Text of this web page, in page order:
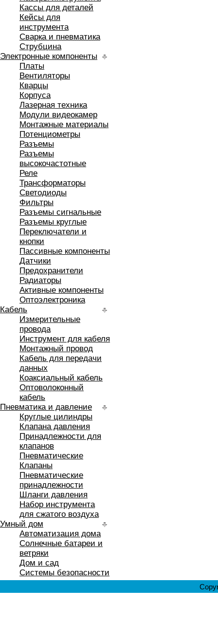
Кассы для деталей
Кейсы для
инструмента
Сварка и пневматика
Струбцина
Электронные компоненты
Платы
Вентиляторы
Кварцы
Корпуса
Лазерная техника
Модули видеокамер
Монтажные материалы
Потенциометры
Разъемы
Разъемы
высокочастотные
Реле
Трансформаторы
Светодиоды
Фильтры
Разъемы сигнальные
Разъемы круглые
Переключатели и
кнопки
Пассивные компоненты
Датчики
Предохранители
Радиаторы
Активные компоненты
Оптоэлектроника
Кабель
Измерительные
провода
Инструмент для кабеля
Монтажный провод
Кабель для передачи
данных
Коаксиальный кабель
Оптоволоконный
кабель
Пневматика и давление
Круглые цилиндры
Клапана давления
Принадлежности для
клапанов
Пневматические
Клапаны
Пневматические
принадлежности
Шланги давления
Набор инструмента
для сжатого воздуха
Умный дом
Автоматизация дома
Солнечные батареи и
ветряки
Дом и сад
Системы безопасности